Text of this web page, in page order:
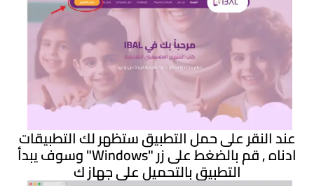
عند النقر على حمل التطبيق ستظهر لك التطبيقات
ادناه , قم بالضغط على زر "Windows" وسوف يبدأ
التطبيق بالتحميل على جهاز ك